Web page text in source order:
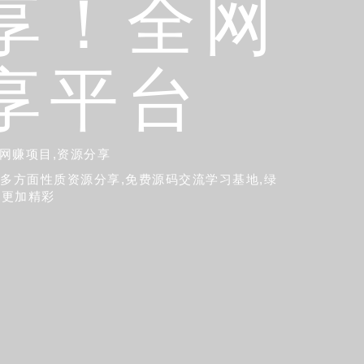
！全网
平台
赚项目,资源分享
方面性质资源分享,免费源码交流学习基地,绿
加精彩